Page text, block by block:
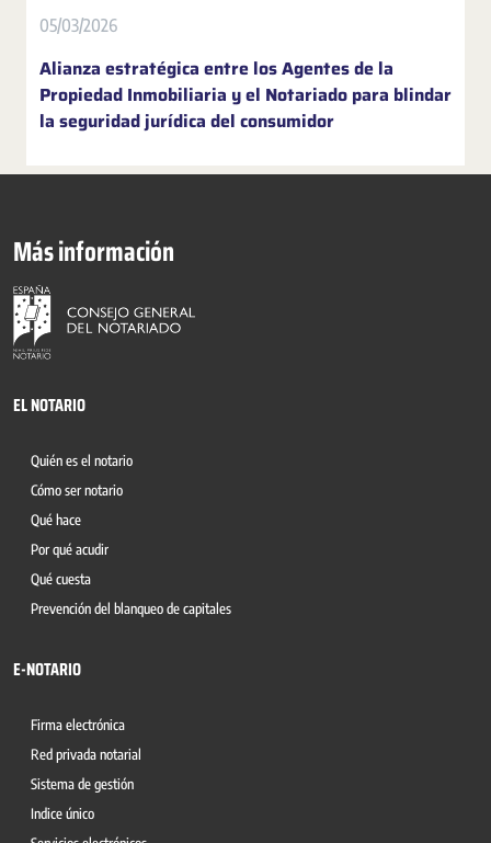
05/03/2026
Alianza estratégica entre los Agentes de la
Propiedad Inmobiliaria y el Notariado para blindar
la seguridad jurídica del consumidor
Más información
EL NOTARIO
Quién es el notario
Cómo ser notario
Qué hace
Por qué acudir
Qué cuesta
Prevención del blanqueo de capitales
E-NOTARIO
Firma electrónica
Red privada notarial
Sistema de gestión
Indice único